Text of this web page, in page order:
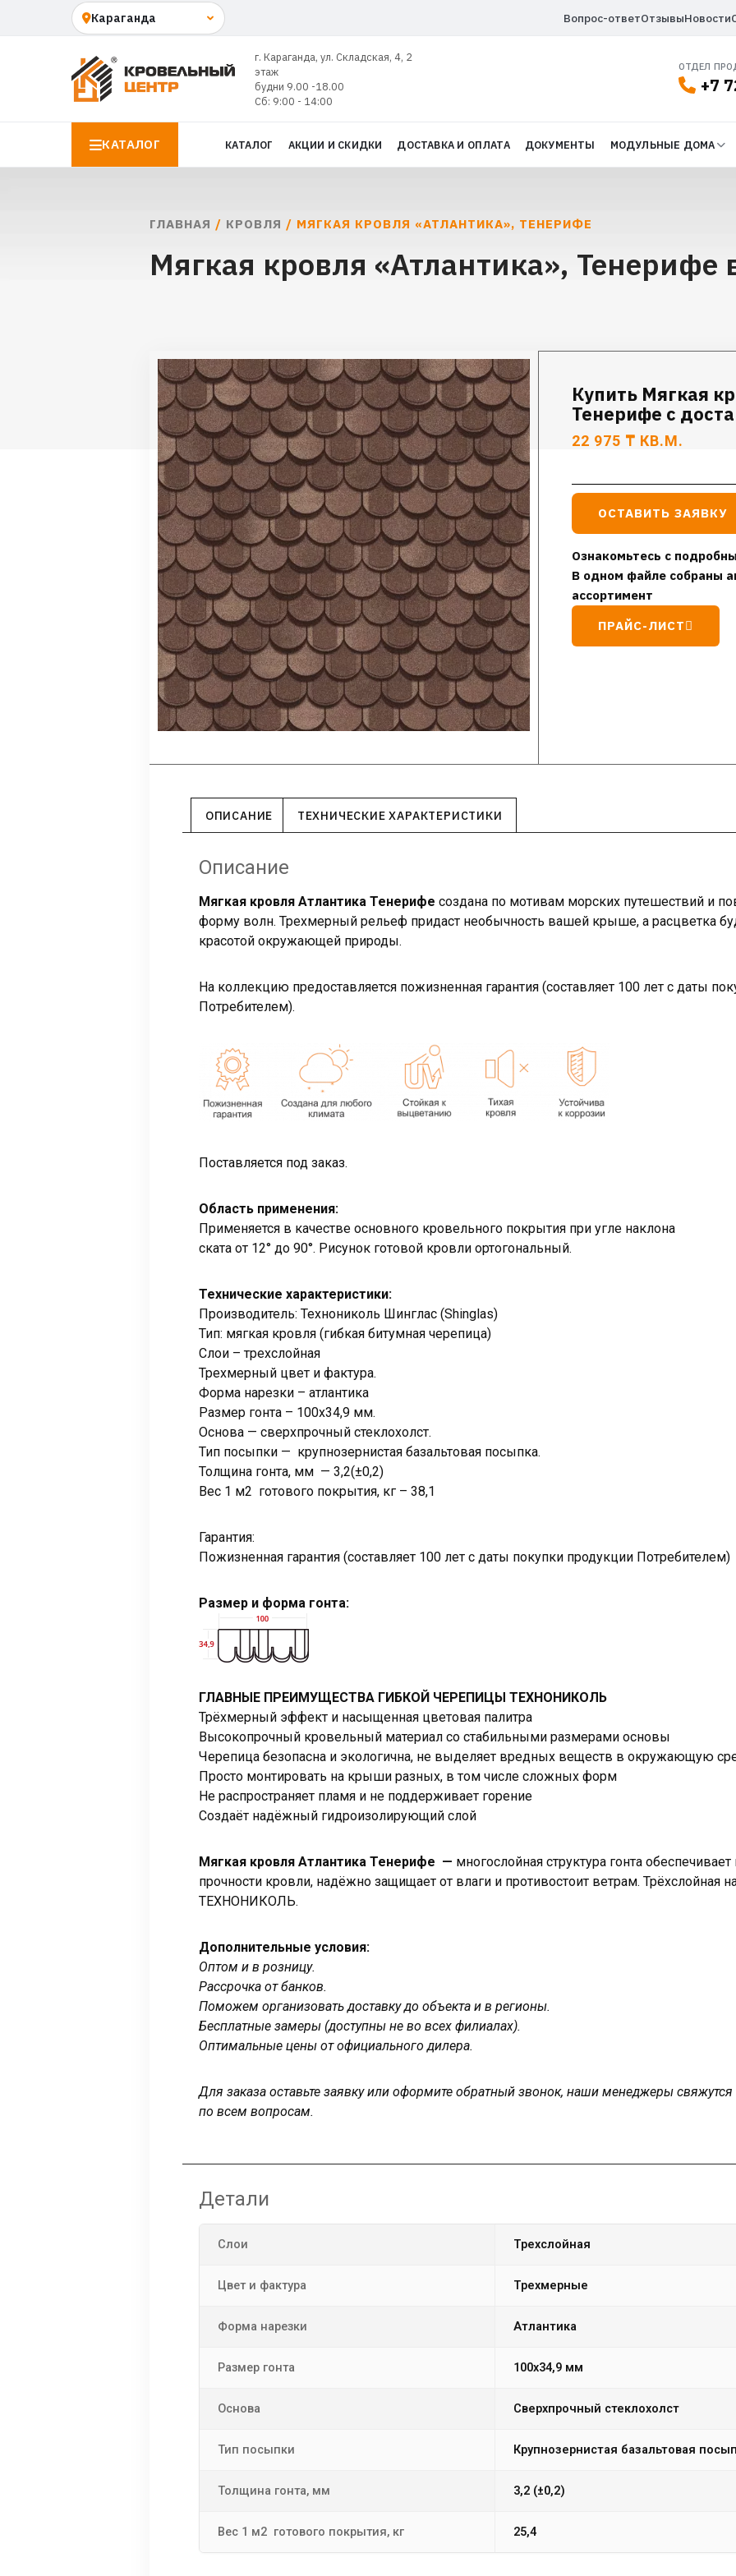
Вопрос-ответОтзывыНовости
г. Караганда, ул. Складская, 4, 2
этаж
будни 9.00 -18.00
Сб: 9:00 - 14:00
ОТДЕЛ
+7
КАТАЛОГ КАТАЛОГ АКЦИИ И СКИДКИ ДОСТАВКА И ОПЛАТА ДОКУМЕНТЫ МОДУЛЬНЫЕ ДОМА
ГЛАВНАЯ / КРОВЛЯ / МЯГКАЯ КРОВЛЯ «АТЛАНТИКА», ТЕНЕРИФЕ
Мягкая кровля «Атлантика», Тенерифе
Купить Мягкая
Тенерифе с
22 975 ₸ КВ.М.
ОСТАВИТЬ ЗАЯВКУ
Ознакомьтесь с
В одном файле собраны
ассортимент
ПРАЙС-ЛИСТ
ОПИСАНИЕ ТЕХНИЧЕСКИЕ ХАРАКТЕРИСТИКИ
Описание
Мягкая кровля Атлантика Тенерифе создана по мотивам морских путешествий и
форму волн. Трехмерный рельеф придаст необычность вашей крыше, а расцветка
красотой окружающей природы.
На коллекцию предоставляется пожизненная гарантия (составляет 100 лет с даты
Потребителем).
Поставляется под заказ.
Область применения:
Применяется в качестве основного кровельного покрытия при угле наклона
ската от 12° до 90°. Рисунок готовой кровли ортогональный.
Технические характеристики:
Производитель: Технониколь Шинглас (Shinglas)
Тип: мягкая кровля (гибкая битумная черепица)
Слои – трехслойная
Трехмерный цвет и фактура.
Форма нарезки – атлантика
Размер гонта – 100х34,9 мм.
Основа — сверхпрочный стеклохолст.
Тип посыпки — крупнозернистая базальтовая посыпка.
Толщина гонта, мм — 3,2(±0,2)
Вес 1 м2 готового покрытия, кг – 38,1
Гарантия:
Пожизненная гарантия (составляет 100 лет с даты покупки продукции Потребителем)
Размер и форма гонта:
ГЛАВНЫЕ ПРЕИМУЩЕСТВА ГИБКОЙ ЧЕРЕПИЦЫ ТЕХНОНИКОЛЬ
Трёхмерный эффект и насыщенная цветовая палитра
Высокопрочный кровельный материал со стабильными размерами основы
Черепица безопасна и экологична, не выделяет вредных веществ в окружающую
Просто монтировать на крыши разных, в том числе сложных форм
Не распространяет пламя и не поддерживает горение
Создаёт надёжный гидроизолирующий слой
Мягкая кровля Атлантика Тенерифе — многослойная структура гонта
прочности кровли, надёжно защищает от влаги и противостоит ветрам. Трёхслойная
ТЕХНОНИКОЛЬ.
Дополнительные условия:
Оптом и в розницу.
Рассрочка от банков.
Поможем организовать доставку до объекта и в регионы.
Бесплатные замеры (доступны не во всех филиалах).
Оптимальные цены от официального дилера.
Для заказа оставьте заявку или оформите обратный звонок, наши менеджеры
по всем вопросам.
Детали
Слои трехслойная
Цвет и фактура Трехмерные
Форма нарезки атлантика
Размер гонта 100х34,9 мм
Основа сверхпрочный стеклохолст
Тип посыпки крупнозернистая базальтовая
Толщина гонта, мм 3,2 (±0,2)
Вес 1 м2 готового покрытия, кг 25,4